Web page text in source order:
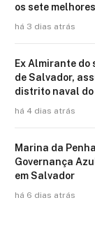
os sete
há 3 dias atrás
Ex Almirante
de Salvador,
distrito naval
há 4 dias atrás
Marina da
Governança
em Salvador
há 6 dias atrás